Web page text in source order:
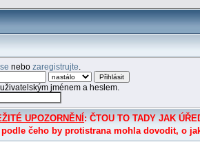
nebozaregistrujte
jménem a heslem.
UPOZORNĚNÍ : ČTOU TO TADY JAK
podle čeho by protistrana mohla dovodit, o